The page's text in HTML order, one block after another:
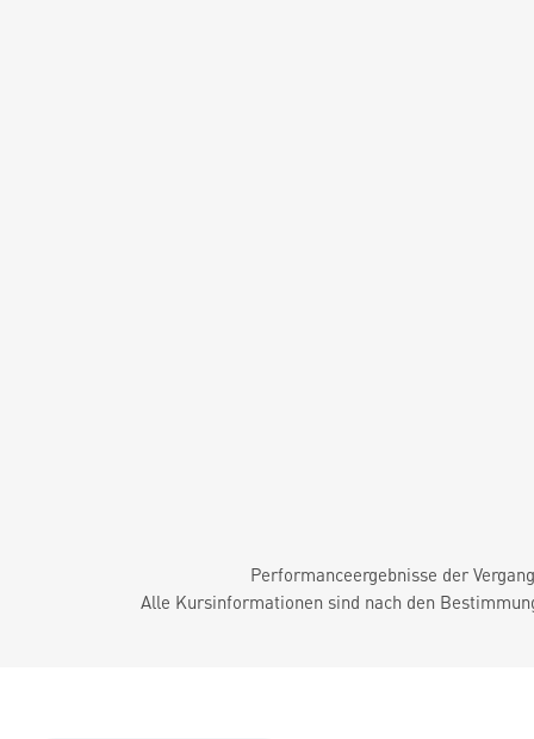
Performanceergebnisse der
Alle Kursinformationen sind nach den